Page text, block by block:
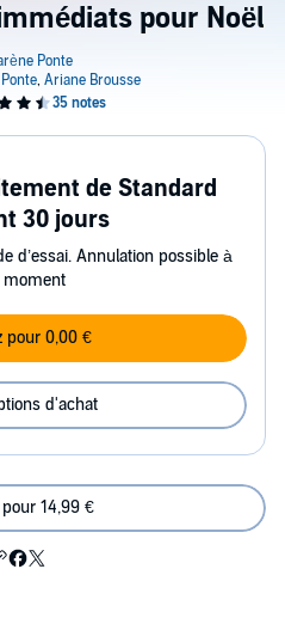
pour Noël
de Standard
30 jours
d’essai. Annulation possible à
moment
pour 0,00 €
d'achat
14,99 €